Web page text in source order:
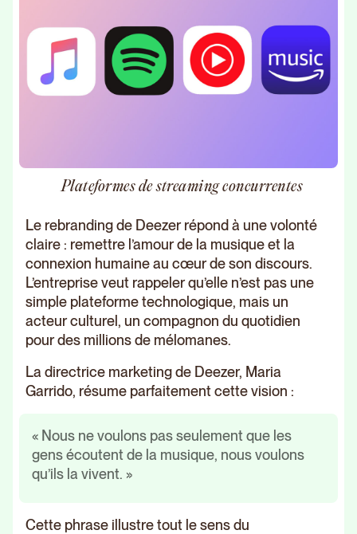
Plateformes de streaming concurrentes
Le rebranding de Deezer répond à une volonté
claire : remettre l’amour de la musique et la
connexion humaine au cœur de son discours.
L’entreprise veut rappeler qu’elle n’est pas une
simple plateforme technologique, mais un
acteur culturel, un compagnon du quotidien
pour des millions de mélomanes.
La directrice marketing de Deezer, Maria
Garrido, résume parfaitement cette vision :
« Nous ne voulons pas seulement que les
gens écoutent de la musique, nous voulons
qu’ils la vivent. »
Cette phrase illustre tout le sens du